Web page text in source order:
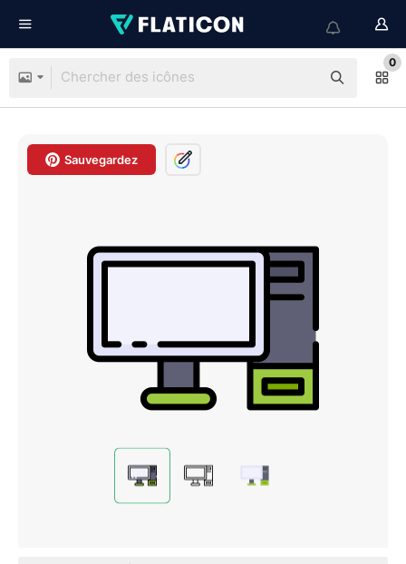
0
Sauvegardez